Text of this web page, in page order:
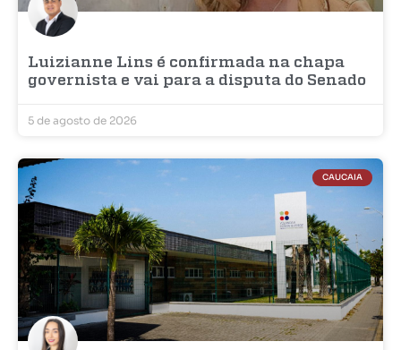
Luizianne Lins é confirmada na chapa
governista e vai para a disputa do Senado
5 de agosto de 2026
CAUCAIA